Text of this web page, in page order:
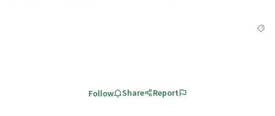
Follow Share Report